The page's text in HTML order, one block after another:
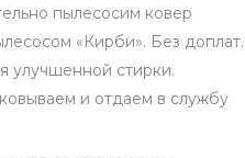
пылесосим ковер
«Кирби». Без доплат.
улучшенной стирки.
и отдаем в службу